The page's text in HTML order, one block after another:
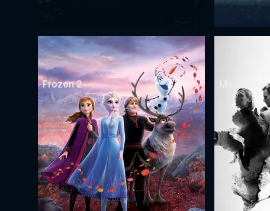
Frozen 2 Mindhunter